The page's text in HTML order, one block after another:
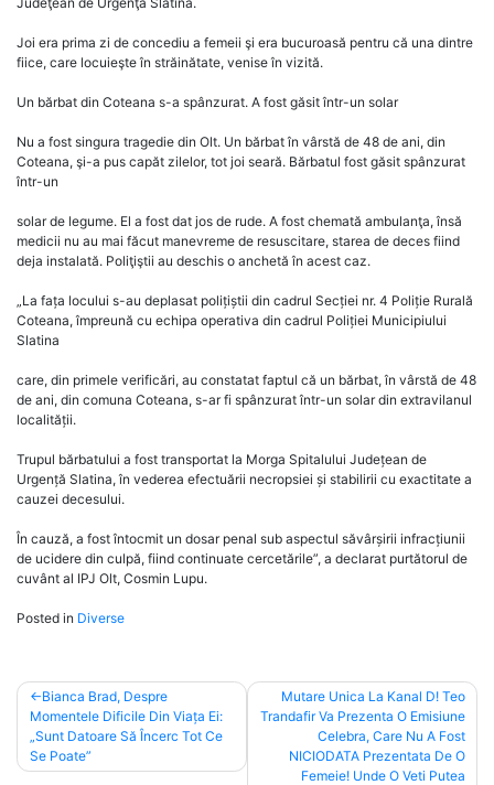
Joi era prima zi de concediu a femeii şi era bucuroasă pentru că una dintre
fiice, care locuieşte în străinătate, venise în vizită.
Un bărbat din Coteana s-a spânzurat. A fost găsit într-un solar
Nu a fost singura tragedie din Olt. Un bărbat în vârstă de 48 de ani, din
Coteana, şi-a pus capăt zilelor, tot joi seară. Bărbatul fost găsit spânzurat
într-un
solar de legume. El a fost dat jos de rude. A fost chemată ambulanţa, însă
medicii nu au mai făcut manevreme de resuscitare, starea de deces fiind
deja instalată. Poliţiştii au deschis o anchetă în acest caz.
„La fața locului s-au deplasat polițiștii din cadrul Secției nr. 4 Poliție Rurală
Coteana, împreună cu echipa operativa din cadrul Poliției Municipiului
Slatina
care, din primele verificări, au constatat faptul că un bărbat, în vârstă de 48
de ani, din comuna Coteana, s-ar fi spânzurat într-un solar din extravilanul
localității.
Trupul bărbatului a fost transportat la Morga Spitalului Județean de
Urgență Slatina, în vederea efectuării necropsiei și stabilirii cu exactitate a
cauzei decesului.
În cauză, a fost întocmit un dosar penal sub aspectul săvârșirii infracțiunii
de ucidere din culpă, fiind continuate cercetările”, a declarat purtătorul de
cuvânt al IPJ Olt, Cosmin Lupu.
Posted in Diverse
Post
navigation
Bianca Brad, Despre
Momentele Dificile Din Viața Ei:
„Sunt Datoare Să Încerc Tot Ce
Se Poate”
Mutare Unica La Kanal D! Teo
Trandafir Va Prezenta O Emisiune
Celebra, Care Nu A Fost
NICIODATA Prezentata De O
Femeie! Unde O Veti Putea